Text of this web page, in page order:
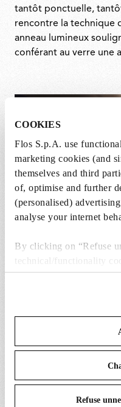
COOKIES
Flos S.p.A. use
marketing cookies (and
themselves and third
of, optimise and further
(personalised)
analyse your internet
By clicking on “Refuse
technical/functionality
clicking on “Accept all”
cookies. By clicking on
save your choices. You
To know more refer to
Refuse
tantôt ponctuelle,
rencontre la technique
anneau lumineux
conférant au verre une
Le système modulaire
la liberté de
configurations. La
vertical de 195 cm,
artisanal et structure